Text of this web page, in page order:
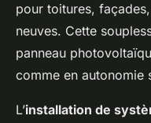
pour toitures,
neuves. Cette
panneau
comme en autonomie
L’installation de